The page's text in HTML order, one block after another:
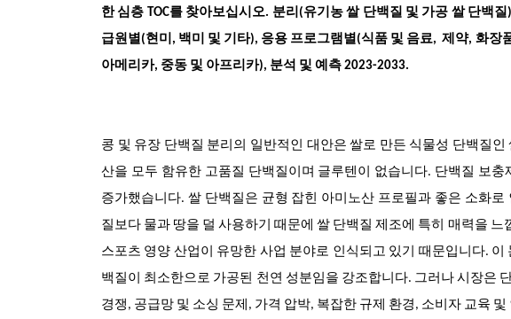
한 심층 TOC를 찾아보십시오. 분리(유기농 쌀 단백질 및 가공 쌀 단백
급원별(현미, 백미 및 기타), 응용 프로그램별(식품 및 음료, 제약, 화장
아메리카, 중동 및 아프리카), 분석 및 예측 2023-2033.
콩 및 유장 단백질 분리의 일반적인 대안은 쌀로 만든 식물성 단백질
산을 모두 함유한 고품질 단백질이며 글루텐이 없습니다. 단백질 보
증가했습니다. 쌀 단백질은 균형 잡힌 아미노산 프로필과 좋은 소화
질보다 물과 땅을 덜 사용하기 때문에 쌀 단백질 제조에 특히 매력을
스포츠 영양 산업이 유망한 사업 분야로 인식되고 있기 때문입니다.
백질이 최소한으로 가공된 천연 성분임을 강조합니다. 그러나 시장은
경쟁, 공급망 및 소싱 문제, 가격 압박, 복잡한 규제 환경, 소비자 교육